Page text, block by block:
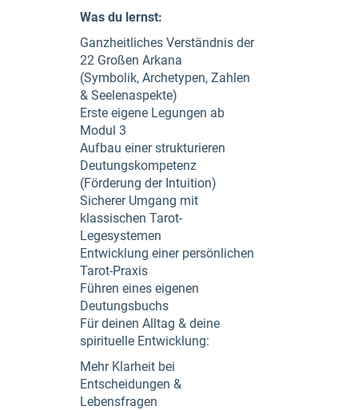
Was du lernst:
Ganzheitliches Verständnis der
22 Großen Arkana
(Symbolik, Archetypen, Zahlen
& Seelenaspekte)
Erste eigene Legungen ab
Modul 3
Aufbau einer strukturieren
Deutungskompetenz
(Förderung der Intuition)
Sicherer Umgang mit
klassischen Tarot-
Legesystemen
Entwicklung einer persönlichen
Tarot-Praxis
Führen eines eigenen
Deutungsbuchs
Für deinen Alltag & deine
spirituelle Entwicklung:
Mehr Klarheit bei
Entscheidungen &
Lebensfragen